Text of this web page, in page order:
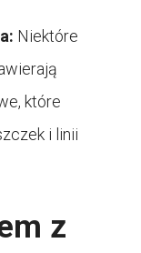
Niektóre
które
i linii
z